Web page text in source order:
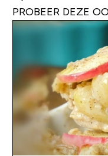
PROBEER DEZE